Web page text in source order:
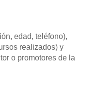
edad, teléfono),
realizados) y
o promotores de la